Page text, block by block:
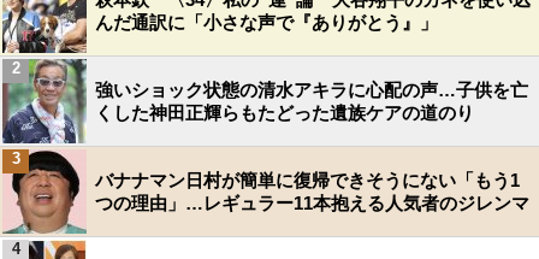
んだ通訳に「小さな声で『ありがとう』」
強いショック状態の清水アキラに心配の声…子供を亡
くした神田正輝らもたどった遺族ケアの道のり
2
バナナマン日村が簡単に復帰できそうにない「もう1
つの理由」…レギュラー11本抱える人気者のジレンマ
3
4